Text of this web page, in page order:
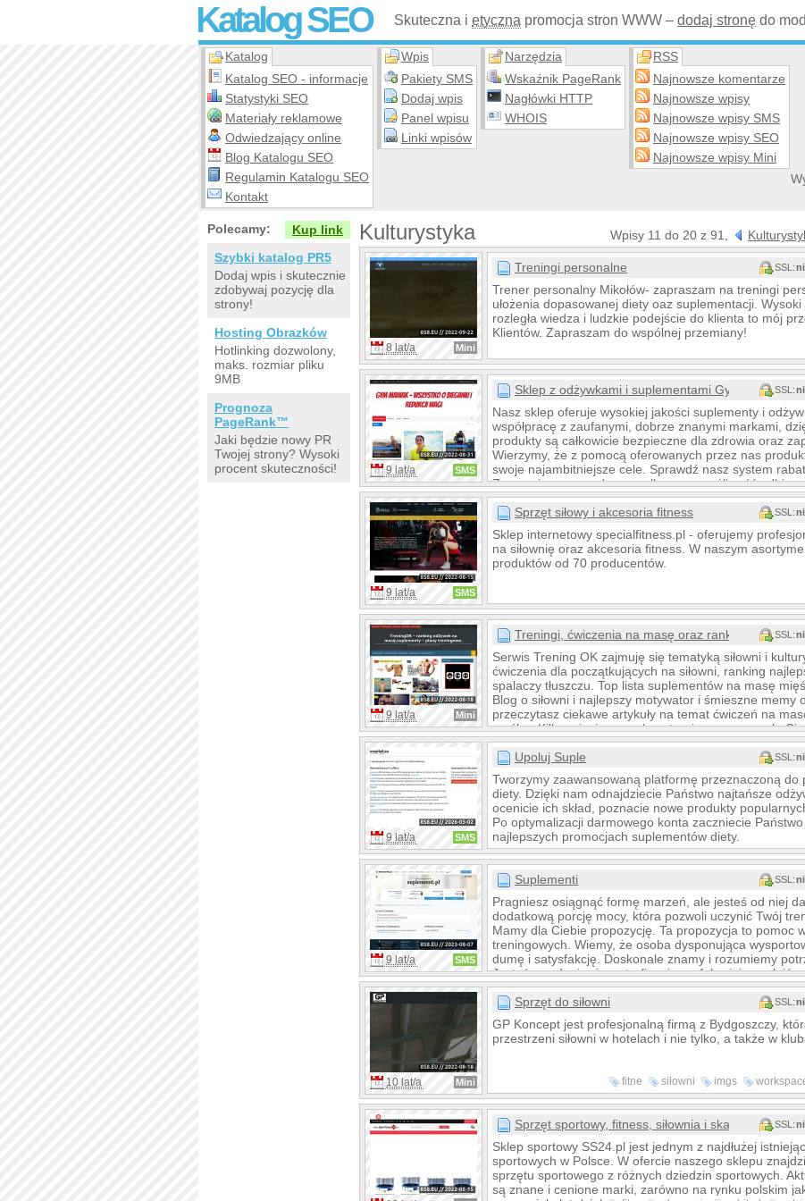
Katalog SEO Skuteczna i etyczna promocja stron WWW – dodaj stronę do
Katalog
Katalog SEO - informacje
Statystyki SEO
Materiały reklamowe
Odwiedzający online
Blog Katalogu SEO
Regulamin Katalogu SEO
Kontakt
Wpis
Pakiety SMS
Dodaj wpis
Panel wpisu
Linki wpisów
Narzędzia
Wskaźnik PageRank
Nagłówki HTTP
WHOIS
RSS
Najnowsze komentarze
Najnowsze wpisy
Najnowsze wpisy SMS
Najnowsze wpisy SEO
Najnowsze wpisy Mini
Kulturystyka Wpisy 11 do 20 z 91,
8 lat/a Mini
Treningi personalne SSL:
Trener personalny Mikołów- zapraszam na treningi
ułożenia dopasowanej diety oaz suplementacji. Wysoki
rozległa wiedza i ludzkie podejście do klienta to mój
Klientów. Zapraszam do wspólnej przemiany!
9 lat/a SMS
Sklep z odżywkami i suplementami GymManiakSSL:
Nasz sklep oferuje wysokiej jakości suplementy i
współpracę z zaufanymi, dobrze znanymi markami,
produkty są całkowicie bezpieczne dla zdrowia oraz
Wierzymy, że z pomocą oferowanych przez nas
swoje najambitniejsze cele. Sprawdź nasz system
Zapewniamy wygodną wysyłkę oraz możliwość
Wrocławia.
9 lat/a SMS
Sprzęt siłowy i akcesoria fitness SSL:
Sklep internetowy specialfitness.pl - oferujemy
na siłownię oraz akcesoria fitness. W naszym
produktów od 70 producentów.
9 lat/a Mini
Treningi, ćwiczenia na masę oraz ranking odżywek
SSL:
Serwis Trening OK zajmuję się tematyką siłowni i
ćwiczenia dla początkujących na siłowni, ranking
spalaczy tłuszczu. Top lista suplementów na masę
Blog o siłowni i najlepszy motywator i śmieszne memy
przeczytasz ciekawe artykuły na temat ćwiczeń na
rzeźbę. Kilku miesięczne plany treningowe pozwolą Ci
mięśniowej lub schudnięcie.
9 lat/a SMS
Upoluj Suple SSL:
Tworzymy zaawansowaną platformę przeznaczoną do
diety. Dzięki nam odnajdziecie Państwo najtańsze
ocenicie ich skład, poznacie nowe produkty
Po optymalizacji darmowego konta zaczniecie
najlepszych promocjach suplementów diety.
9 lat/a SMS
Suplementi SSL:
Pragniesz osiągnąć formę marzeń, ale jesteś od niej
dodatkową porcję mocy, która pozwoli uczynić Twój
Mamy dla Ciebie propozycję. Ta propozycja to pomoc
treningowych. Wiemy, że osoba dysponująca
dumę i satysfakcję. Doskonale znamy i rozumiemy
Jesteśmy zdania, że potrafimy je perfekcyjnie spełnić.
10 lat/a Mini
Sprzęt do siłowni SSL:
GP Koncept jest profesjonalną firmą z Bydgoszczy,
przestrzeni siłowni w hotelach i nie tylko, a także w
fitne siłowni imgs
sprzęt
normal
Sprzęt sportowy, fitness, siłownia i skating SSL:
Sklep sportowy SS24.pl jest jednym z najdłużej
sportowych w Polsce. W ofercie naszego sklepu
sprzętu sportowego z różnych dziedzin sportowych.
są znane i cenione marki, zarówno na rynku polskim
Polecamy:
Kup link
Szybki katalog PR5
Dodaj wpis i skutecznie
zdobywaj pozycję dla
strony!
Hosting Obrazków
Hotlinking dozwolony,
maks. rozmiar pliku
9MB
Prognoza
PageRank™
Jaki będzie nowy PR
Twojej strony? Wysoki
procent skuteczności!